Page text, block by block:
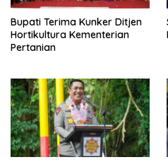
Bupati Terima Kunker Ditjen
Hortikultura Kementerian
Pertanian